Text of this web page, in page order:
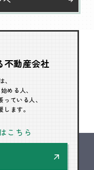
不動産会社
める人、
ている人、
ます。
こちら